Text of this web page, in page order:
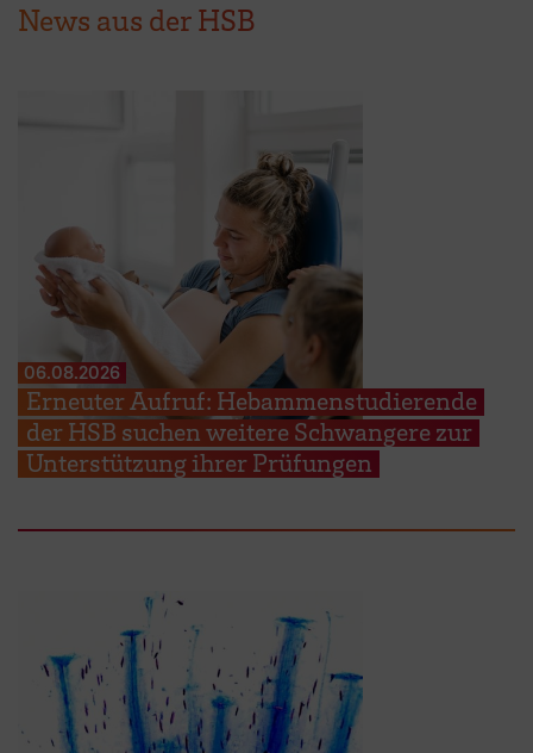
News aus der HSB
06.08.2026
Erneuter Aufruf: Hebammenstudierende
der HSB suchen weitere Schwangere zur
Unterstützung ihrer Prüfungen